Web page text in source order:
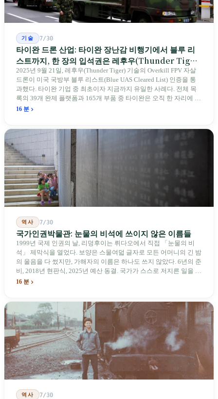
기술 7/30
타이완 드론 산업: 타이완 장난감 비행기에서 블루 리
스트까지, 한 장의 입석권은 레후우(Thunder Tiger)
에게
2025년 9월 21일, 레후우(Thunder Tiger) 기술의 Overkill FPV 자살
드론이 미국 국방부 블루 리스트(Blue UAS Cleared List) 인증을 통
과했다. 타이완 기업 중 최초이자 지금까지 유일한 사례다. 전체 목
록의 39개 완제 플랫폼과 165개 부품 중 타이완은 오직 한 자리에 불
과하다. 2026년 4월, 미국 양당 소속 상원의원 4명이 《타이완을 위
를 드러낸다: 타이완의 진입이 너무 느려 미국 스스로가 입법을 통해
장벽을 낮춰야 한다는 점이다. 타이완에서 46년간 원격 조종 장난감
비행기를 만들어 온 한 회사가 오하이오주에 두 번째 공장을 건설할
계획을 세우고 있다.
16 분
역사 7/30
국가인권박물관: 눈물의 비석에 쓰이지 않은 이름들
1999년 국제 인권의 날, 리덩후이는 뤼다오에서 직접 「눈물의 비
석」 제막식을 열었다. 보양은 스물여덟 글자로 모든 어머니의 긴 밤
의 울음을 다 썼지만, 가해자의 이름은 하나도 쓰지 않았다. 6년의 준
비, 2018년 현판식, 2025년 예산 동결. 국가가 스스로 저지른 일을 기
념하기 위해 스스로 세운 박물관. 계엄 해제 39년 동안 사법 재판을
16 분
역사 7/30